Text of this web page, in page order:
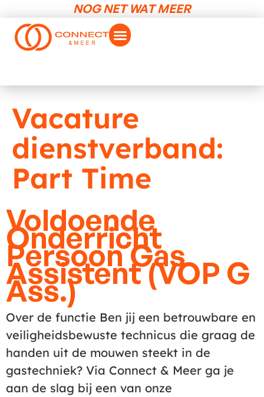
NOG NET WAT MEER
Vacature
dienstverband:
Part Time
Voldoende
Onderricht
Persoon Gas
Assistent (VOP G
Ass.)
Over de functie Ben jij een betrouwbare en
veiligheidsbewuste technicus die graag de
handen uit de mouwen steekt in de
gastechniek? Via Connect & Meer ga je
aan de slag bij een van onze